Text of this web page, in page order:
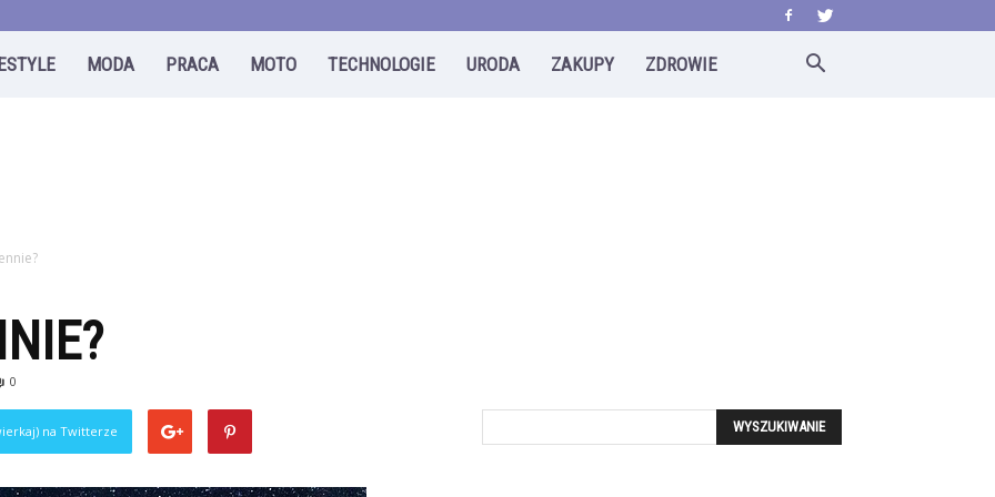
MODA PRACA MOTO TECHNOLOGIE URODA ZAKUPY ZDROWIE
0
na Twitterze